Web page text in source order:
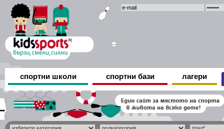
спортни школи спортни бази лагери